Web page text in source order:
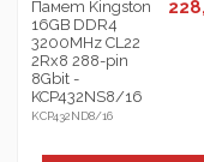
Памет Kingston
16GB DDR4
3200MHz CL22
2Rx8 288-pin
8Gbit -
KCP432NS8/16
KCP432ND8/16